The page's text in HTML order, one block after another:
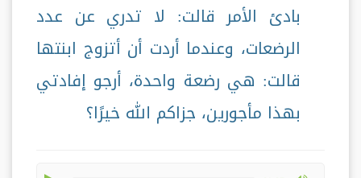
بادئ الأمر قالت: لا تدري عن عدد
الرضعات، وعندما أردت أن أتزوج ابنتها
قالت: هي رضعة واحدة، أرجو إفادتي
بهذا مأجورين، جزاكم الله خيرًا؟